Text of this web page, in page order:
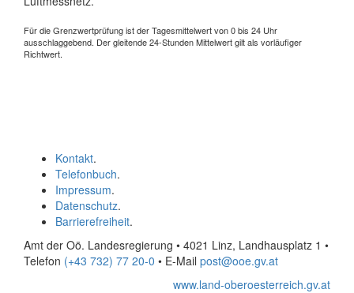
Für die Grenzwertprüfung ist der Tagesmittelwert von 0 bis 24 Uhr
ausschlaggebend. Der gleitende 24-Stunden Mittelwert gilt als vorläufiger
Richtwert.
Kontakt.
Telefonbuch.
Impressum.
Datenschutz.
Barrierefreiheit.
Amt der Oö. Landesregierung • 4021 Linz, Landhausplatz 1 •
Telefon (+43 732) 77 20-0 • E-Mail post@ooe.gv.at
www.land-oberoesterreich.gv.at